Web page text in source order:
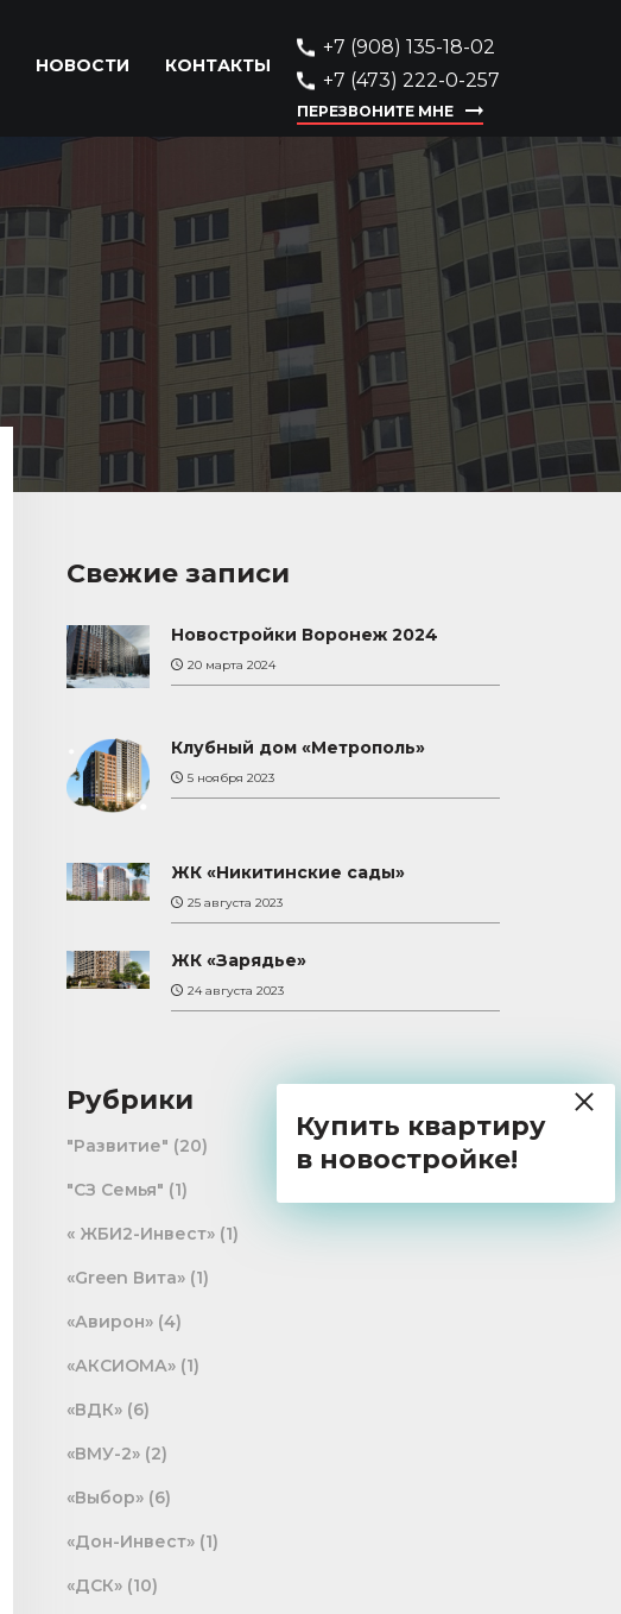
Купить квартиру
в новостройке!
НОВОСТИ КОНТАКТЫ
+7 (908) 135-18-02
+7 (473) 222-0-257
ПЕРЕЗВОНИТЕ МНЕ
Свежие записи
Новостройки Воронеж 2024
20 марта 2024
Клубный дом «Метрополь»
5 ноября 2023
ЖК «Никитинские сады»
25 августа 2023
ЖК «Зарядье»
24 августа 2023
Рубрики
"Развитие" (20)
"СЗ Семья" (1)
« ЖБИ2-Инвест» (1)
«Green Вита» (1)
«Авирон» (4)
«АКСИОМА» (1)
«ВДК» (6)
«ВМУ-2» (2)
«Выбор» (6)
«Дон-Инвест» (1)
«ДСК» (10)